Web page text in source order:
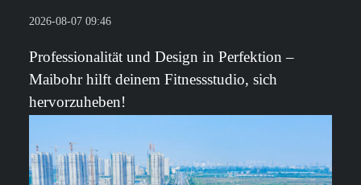
2026-08-07 09:46
Professionalität und Design in Perfektion –
Maibohr hilft deinem Fitnessstudio, sich
hervorzuheben!